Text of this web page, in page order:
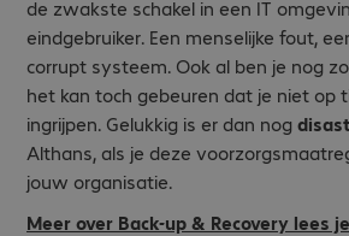
de zwakste schakel in een IT
eindgebruiker. Een menselijke fout,
corrupt systeem. Ook al ben je nog
het kan toch gebeuren dat je niet op
ingrijpen. Gelukkig is er dan nog
Althans, als je deze
jouw organisatie.
Meer over Back-up & Recovery lees